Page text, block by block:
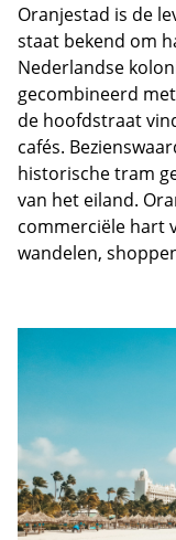
Oranjestad is de
staat bekend om
Nederlandse
gecombineerd
de hoofdstraat
cafés.
historische tram
van het eiland.
commerciële hart
wandelen,